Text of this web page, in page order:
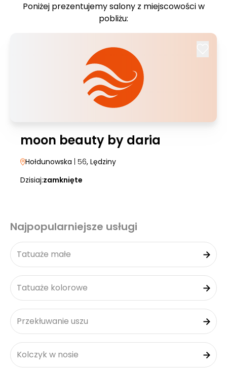
Poniżej prezentujemy salony z miejscowości w
pobliżu:
moon beauty by daria
Hołdunowska | 56, Lędziny
Dzisiaj:zamknięte
Najpopularniejsze usługi
Tatuaże małe
Tatuaże kolorowe
Przekłuwanie uszu
Kolczyk w nosie